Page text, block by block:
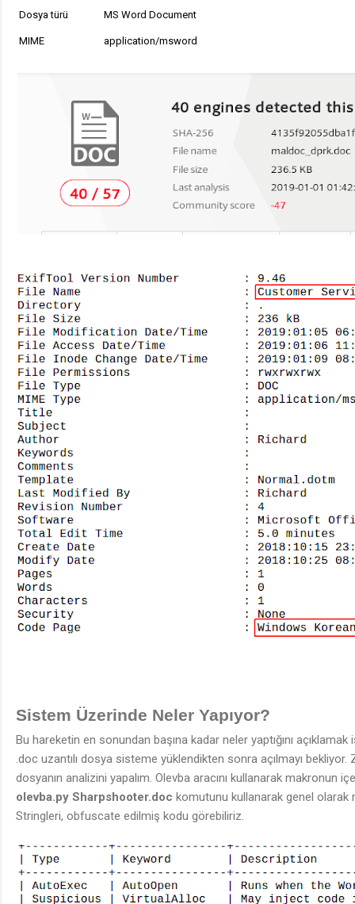
Dosya türü MS Word Document
MIME application/msword
Sistem Üzerinde Neler Yapıyor?
Bu hareketin en sonundan başına kadar neler yaptığını
.doc uzantılı dosya sisteme yüklendikten sonra açılmayı bekliyor.
dosyanın analizini yapalım. Olevba aracını kullanarak makronun
olevba.py Sharpshooter.doc komutunu kullanarak genel
Stringleri, obfuscate edilmiş kodu görebiliriz.